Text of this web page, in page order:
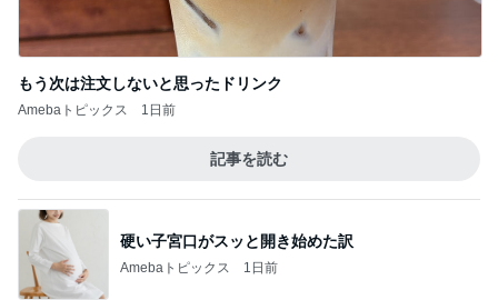
もう次は注文しないと思ったドリンク
Amebaトピックス 1日前
記事を読む
硬い子宮口がスッと開き始めた訳
Amebaトピックス 1日前